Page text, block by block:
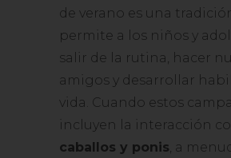
de verano es una
permite a los niños y
salir de la rutina, hacer
amigos y desarrollar
vida. Cuando estos
incluyen la interacción
caballos y ponis, a